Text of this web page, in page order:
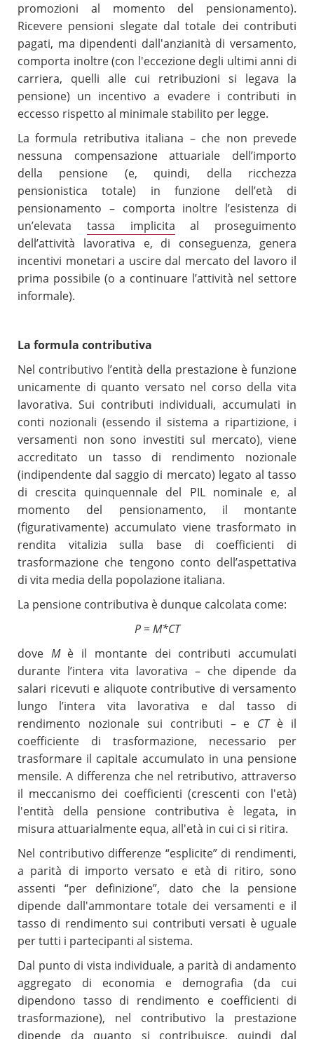
promozioni al momento del pensionamento).
Ricevere pensioni slegate dal totale dei contributi
pagati, ma dipendenti dall'anzianità di versamento,
comporta inoltre (con l'eccezione degli ultimi anni di
carriera, quelli alle cui retribuzioni si legava la
pensione) un incentivo a evadere i contributi in
eccesso rispetto al minimale stabilito per legge.
La formula retributiva italiana – che non prevede
nessuna compensazione attuariale dell’importo
della pensione (e, quindi, della ricchezza
pensionistica totale) in funzione dell’età di
pensionamento – comporta inoltre l’esistenza di
un’elevata tassa implicita al proseguimento
dell’attività lavorativa e, di conseguenza, genera
incentivi monetari a uscire dal mercato del lavoro il
prima possibile (o a continuare l’attività nel settore
informale).
La formula contributiva
Nel contributivo l’entità della prestazione è funzione
unicamente di quanto versato nel corso della vita
lavorativa. Sui contributi individuali, accumulati in
conti nozionali (essendo il sistema a ripartizione, i
versamenti non sono investiti sul mercato), viene
accreditato un tasso di rendimento nozionale
(indipendente dal saggio di mercato) legato al tasso
di crescita quinquennale del PIL nominale e, al
momento del pensionamento, il montante
(figurativamente) accumulato viene trasformato in
rendita vitalizia sulla base di coefficienti di
trasformazione che tengono conto dell’aspettativa
di vita media della popolazione italiana.
La pensione contributiva è dunque calcolata come:
P = M*CT
dove Mè il montante dei contributi accumulati
durante l’intera vita lavorativa – che dipende da
salari ricevuti e aliquote contributive di versamento
lungo l’intera vita lavorativa e dal tasso di
rendimento nozionale sui contributi – e CTè il
coefficiente di trasformazione, necessario per
trasformare il capitale accumulato in una pensione
mensile. A differenza che nel retributivo, attraverso
il meccanismo dei coefficienti (crescenti con l'età)
l'entità della pensione contributiva è legata, in
misura attuarialmente equa, all'età in cui ci si ritira.
Nel contributivo differenze “esplicite” di rendimenti,
a parità di importo versato e età di ritiro, sono
assenti “per definizione”, dato che la pensione
dipende dall'ammontare totale dei versamenti e il
tasso di rendimento sui contributi versati è uguale
per tutti i partecipanti al sistema.
Dal punto di vista individuale, a parità di andamento
aggregato di economia e demografia (da cui
dipendono tasso di rendimento e coefficienti di
trasformazione), nel contributivo la prestazione
dipende da quanto si contribuisce, quindi dal